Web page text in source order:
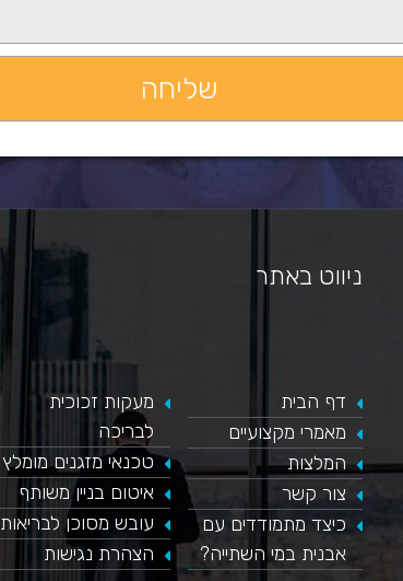
כאן מופיע חלון פייסבוק, למעבר לפייסבוק לחץ כאן
ניווט באתר
דף הבית
מאמרי מקצועיים
המלצות
צור קשר
כיצד מתמודדים עם
אבנית במי השתייה?
​מעקות זכוכית
לבריכה
טכנאי מזגנים מומלץ
איטום בניין משותף
עובש מסוכן לבריאות
הצהרת נגישות